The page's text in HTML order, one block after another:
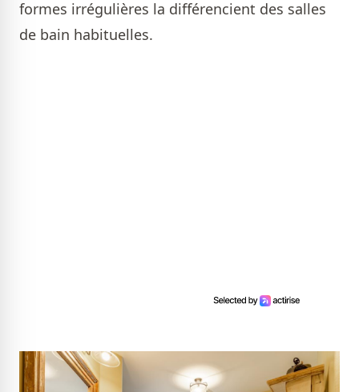
formes irrégulières la différencient des salles
de bain habituelles.